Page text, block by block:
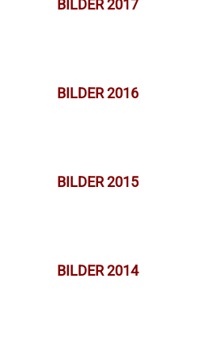
BILDER 2017
BILDER 2016
BILDER 2015
BILDER 2014